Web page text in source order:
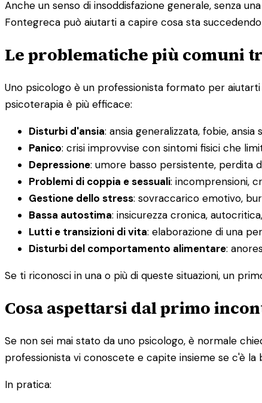
Anche un senso di insoddisfazione generale, senza
Fontegreca può aiutarti a capire cosa sta
Le problematiche più comuni
Uno psicologo è un professionista formato per
psicoterapia è più efficace:
Disturbi d'ansia: ansia generalizzata, fobie, ansia
Panico: crisi improvvise con sintomi fisici che
Depressione: umore basso persistente, perdita
Problemi di coppia e sessuali: incomprensioni,
Gestione dello stress: sovraccarico emotivo,
Bassa autostima: insicurezza cronica,
Lutti e transizioni di vita: elaborazione di una
Disturbi del comportamento alimentare:
Se ti riconosci in una o più di queste situazioni, un
Cosa aspettarsi dal primo
Se non sei mai stato da uno psicologo, è normale
professionista vi conoscete e capite insieme se c'è la
In pratica: